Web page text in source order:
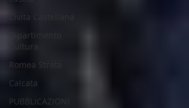
Civita Castellana
Dipartimento
Cultura
Romea Strata
Calcata
PUBBLICAZIONI